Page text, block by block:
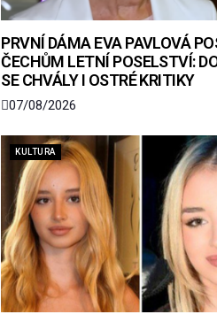
PRVNÍ DÁMA EVA PAVLOVÁ
ČECHŮM LETNÍ POSELSTVÍ:
SE CHVÁLY I OSTRÉ KRITIKY
07/08/2026
KULTURA